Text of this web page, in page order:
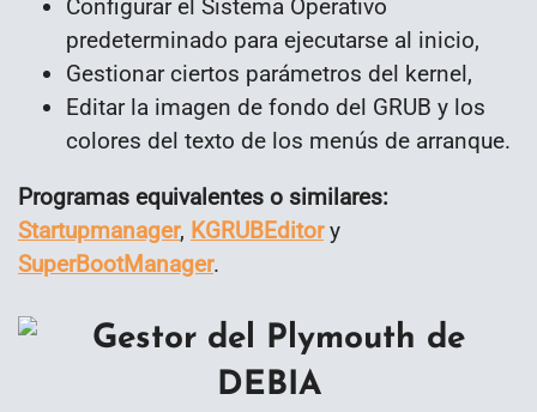
Configurar el Sistema Operativo
predeterminado para ejecutarse al inicio,
Gestionar ciertos parámetros del kernel,
Editar la imagen de fondo del GRUB y los
colores del texto de los menús de arranque.
Programas equivalentes o similares:
Startupmanager, KGRUBEditory
SuperBootManager.